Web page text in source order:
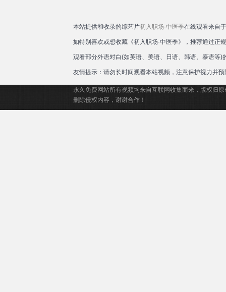
本站提供和收录的综艺片初入职场·中医季在线观看来自
如特别喜欢或想收藏《初入职场·中医季》，推荐通过正
观看部分外语对白(如英语、美语、日语、韩语、泰语等
友情提示：请勿长时间观看本站视频，注意保护视力并预
永久免费网站所有视频均来自互联网收集而来，版权归
删除侵权内容，谢谢合作！